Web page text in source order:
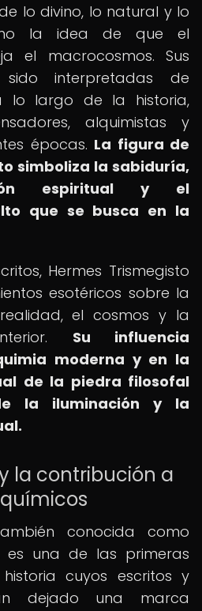
lo divino, lo natural y lo
la idea de que el
el macrocosmos. Sus
sido interpretadas de
lo largo de la historia,
alquimistas y
épocas. La figura de
simboliza la sabiduría,
espiritual y el
que se busca en la
Hermes Trismegisto
esotéricos sobre la
el cosmos y la
Su influencia
moderna y en la
de la piedra filosofal
la iluminación y la
la contribución a
conocida como
es una de las primeras
cuyos escritos y
dejado una marca